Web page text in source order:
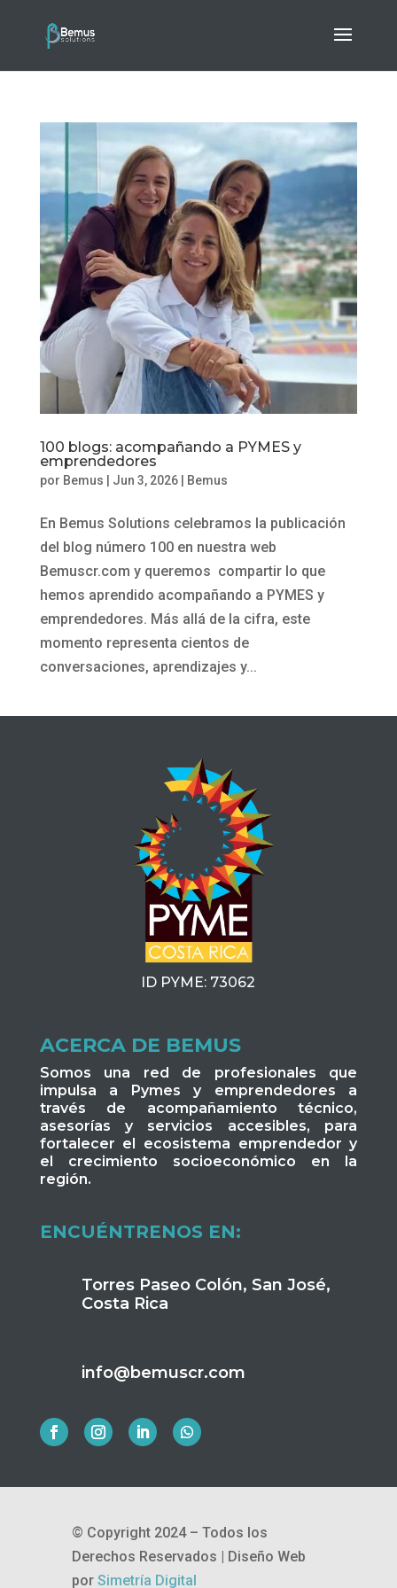
100 blogs: acompañando a PYMES y
emprendedores
por Bemus | Jun 3, 2026| Bemus
En Bemus Solutions celebramos la publicación
del blog número 100 en nuestra web
Bemuscr.com y queremos compartir lo que
hemos aprendido acompañando a PYMES y
emprendedores. Más allá de la cifra, este
momento representa cientos de
conversaciones, aprendizajes y...
ID PYME: 73062
ACERCA DE BEMUS
Somos una red de profesionales que
impulsa a Pymes y emprendedores a
través de acompañamiento técnico,
asesorías y servicios accesibles, para
fortalecer el ecosistema emprendedor y
el crecimiento socioeconómico en la
región.
ENCUÉNTRENOS EN:
Torres Paseo Colón, San José,
Costa Rica
info@bemuscr.com
© Copyright 2024 – Todos los
Derechos Reservados |
Diseño Web
por Simetría Digital